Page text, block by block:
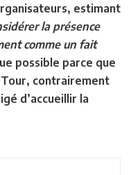
estimant
la présence
comme un fait
possible parce que
contrairement
d’accueillir la